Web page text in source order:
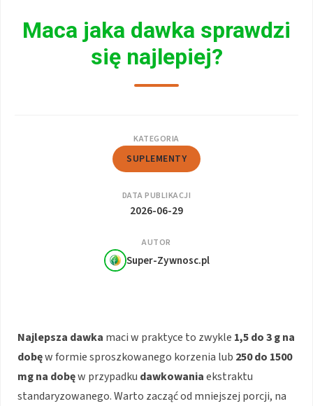
Maca jaka dawka sprawdzi
się najlepiej?
KATEGORIA
SUPLEMENTY
DATA PUBLIKACJI
2026-06-29
AUTOR
Super-Zywnosc.pl
Najlepsza dawka maci w praktyce to zwykle 1,5 do 3 g na
dobęw formie sproszkowanego korzenia lub 250 do 1500
mg na dobęw przypadku dawkowaniaekstraktu
standaryzowanego. Warto zacząć od mniejszej porcji, na